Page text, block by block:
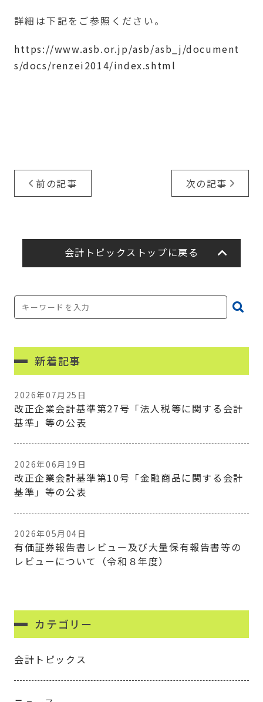
詳細は下記をご参照ください。
https://www.asb.or.jp/asb/asb_j/document
s/docs/renzei2014/index.shtml
前の記事 次の記事
会計トピックストップに戻る
新着記事
2026年07月25日
改正企業会計基準第27号「法人税等に関する会計
基準」等の公表
2026年06月19日
改正企業会計基準第10号「金融商品に関する会計
基準」等の公表
2026年05月04日
有価証券報告書レビュー及び大量保有報告書等の
レビューについて（令和８年度）
カテゴリー
会計トピックス